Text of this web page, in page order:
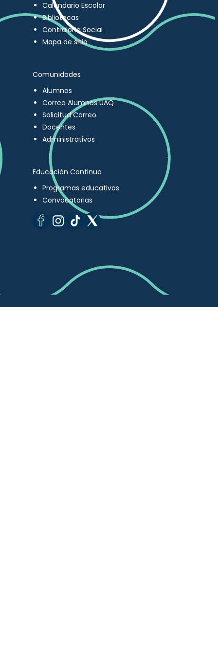
Calendario Escolar
Bibliotecas
Contraloría Social
Mapa de sitio
Comunidades
Alumnos
Correo Alumnos UAQ
Solicitud Correo
Docentes
Administrativos
Educación Continua
Programas educativos
Convocatorias